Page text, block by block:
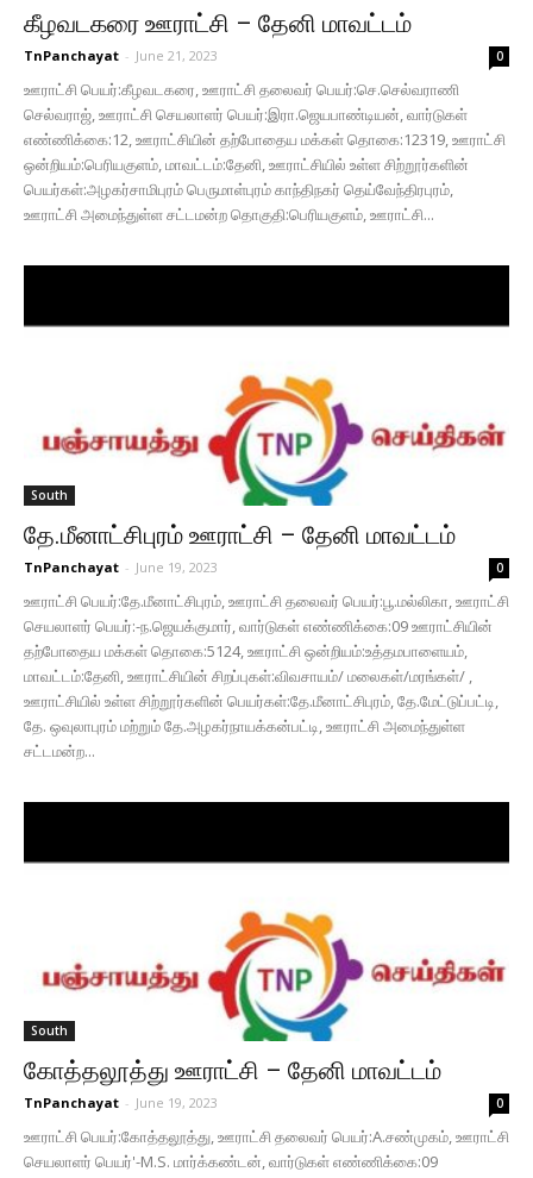
கீழவடகரை ஊராட்சி – தேனி மாவட்டம்
TnPanchayat - June 21, 2023 0
ஊராட்சி பெயர்:கீழவடகரை, ஊராட்சி தலைவர் பெயர்:செ.செல்வராணி
செல்வராஜ், ஊராட்சி செயலாளர் பெயர்:இரா.ஜெயபாண்டியன், வார்டுகள்
எண்ணிக்கை:12, ஊராட்சியின் தற்போதைய மக்கள் தொகை:12319, ஊராட்சி
ஒன்றியம்:பெரியகுளம், மாவட்டம்:தேனி, ஊராட்சியில் உள்ள சிற்றூர்களின்
பெயர்கள்:அழகர்சாமிபுரம் பெருமாள்புரம் காந்திநகர் தெய்வேந்திரபுரம்,
ஊராட்சி அமைந்துள்ள சட்டமன்ற தொகுதி:பெரியகுளம், ஊராட்சி...
South
தே.மீனாட்சிபுரம் ஊராட்சி – தேனி மாவட்டம்
TnPanchayat - June 19, 2023 0
ஊராட்சி பெயர்:தே.மீனாட்சிபுரம், ஊராட்சி தலைவர் பெயர்:பூ.மல்லிகா, ஊராட்சி
செயலாளர் பெயர்:-ந.ஜெயக்குமார், வார்டுகள் எண்ணிக்கை:09 ஊராட்சியின்
தற்போதைய மக்கள் தொகை:5124, ஊராட்சி ஒன்றியம்:உத்தமபாளையம்,
மாவட்டம்:தேனி, ஊராட்சியின் சிறப்புகள்:விவசாயம்/ மலைகள்/மரங்கள்/ ,
ஊராட்சியில் உள்ள சிற்றூர்களின் பெயர்கள்:தே.மீனாட்சிபுரம், தே.மேட்டுப்பட்டி,
தே. ஒவுலாபுரம் மற்றும் தே.அழகர்நாயக்கன்பட்டி, ஊராட்சி அமைந்துள்ள
சட்டமன்ற...
South
கோத்தலூத்து ஊராட்சி – தேனி மாவட்டம்
TnPanchayat - June 19, 2023 0
ஊராட்சி பெயர்:கோத்தலூத்து, ஊராட்சி தலைவர் பெயர்:A.சண்முகம், ஊராட்சி
செயலாளர் பெயர்'-M.S. மார்க்கண்டன், வார்டுகள் எண்ணிக்கை:09